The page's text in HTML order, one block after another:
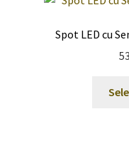
Spot LED cu